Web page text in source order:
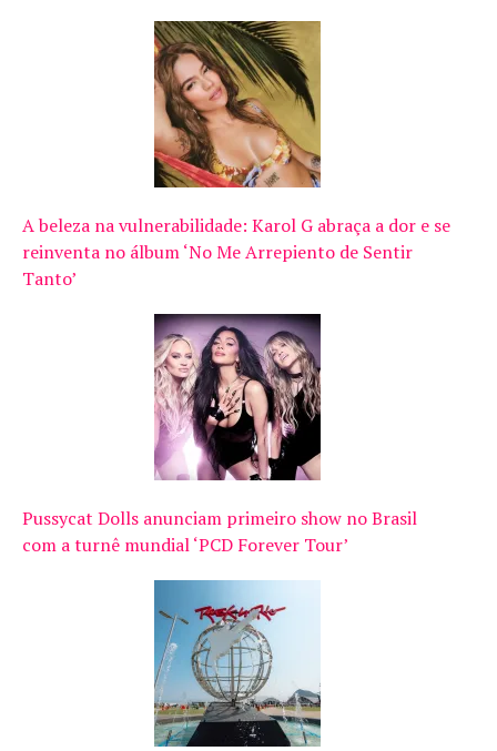
A beleza na vulnerabilidade: Karol G abraça a dor e se
reinventa no álbum ‘No Me Arrepiento de Sentir
Tanto’
Pussycat Dolls anunciam primeiro show no Brasil
com a turnê mundial ‘PCD Forever Tour’